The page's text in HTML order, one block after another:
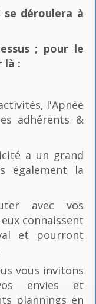
déroulera à
; pour le
là :
l'Apnée
adhérents &
a un grand
également la
avec vos
connaissent
et pourront
vous invitons
envies et
plannings en